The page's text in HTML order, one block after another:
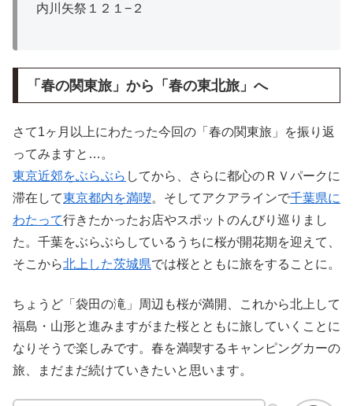
内川矢祭１２１−２
「春の関東旅」から「春の東北旅」へ
さて1ヶ月以上にわたった今回の「春の関東旅」を振り返
ってみますと…。
東京近郊をぶらぶら してから、さらに都心のＲＶパークに
滞在して東京都内を満喫。そしてアクアラインで千葉県に
わたって行きたかったお店やスポットのんびり巡りまし
た。千葉をぶらぶらしているうちに桜が開花期を迎えて、
そこから北上した茨城県では桜とともに旅をすることに。
ちょうど「袋田の滝」周辺も桜が満開、これから北上して
福島・山形と進みますがまた桜とともに旅していくことに
なりそうで楽しみです。春を満喫するキャンピングカーの
旅、まだまだ続けていきたいと思います。